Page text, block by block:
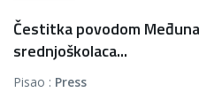
Čestitka povodom
srednjoškolaca...
Pisao : Press